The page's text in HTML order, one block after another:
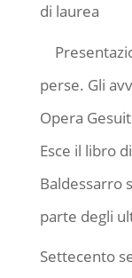
di laurea
perse. Gli
Opera
Esce il libro
Baldessarro
parte degli
Settecento